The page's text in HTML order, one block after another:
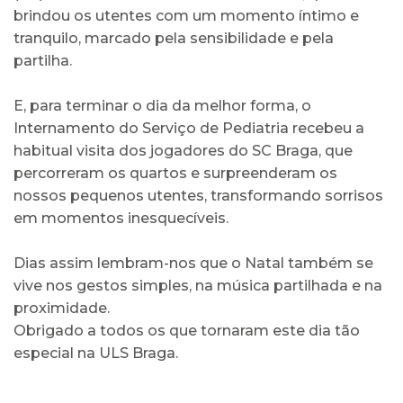
brindou os utentes com um momento íntimo e
tranquilo, marcado pela sensibilidade e pela
partilha.
E, para terminar o dia da melhor forma, o
Internamento do Serviço de Pediatria recebeu a
habitual visita dos jogadores do SC Braga, que
percorreram os quartos e surpreenderam os
nossos pequenos utentes, transformando sorrisos
em momentos inesquecíveis.
Dias assim lembram-nos que o Natal também se
vive nos gestos simples, na música partilhada e na
proximidade.
Obrigado a todos os que tornaram este dia tão
especial na ULS Braga.